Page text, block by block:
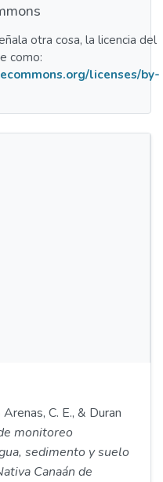
otra cosa, la licencia del
como:
licenses/by-
C. E., & Duran
monitoreo
sedimento y suelo
Canaán de